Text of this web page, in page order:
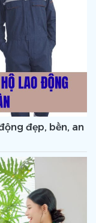
đẹp, bền, an